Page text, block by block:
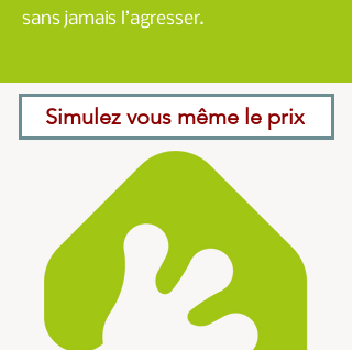
sans jamais l’agresser.
Simulez vous même le prix